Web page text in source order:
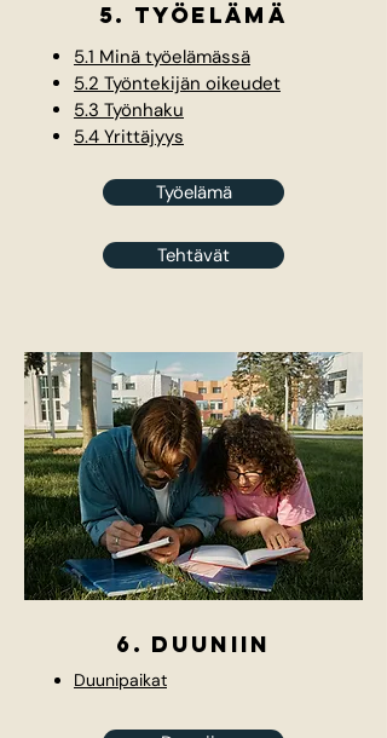
5. työelämä
5.1 Minä työelämässä
5.2 Työntekijän oikeudet
5.3 Työnhaku
5.4 Yrittäjyys
Työelämä
Tehtävät
6. duuniin
Duunipaikat